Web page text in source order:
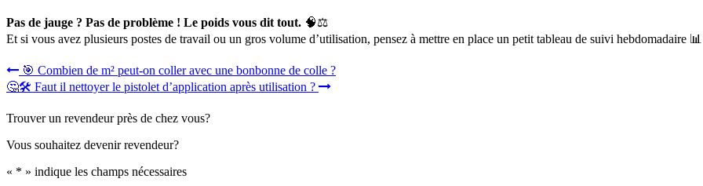
Pas de jauge ? Pas de problème ! Le poids vous dit tout. 🧠⚖️
Et si vous avez plusieurs postes de travail ou un gros volume d’utilisation, pensez à mettre en place un petit tableau de suivi hebdomadaire
Navigation
de
l’article
🎯 Combien de m² peut-on coller avec une bonbonne de colle ?
🤔🛠️ Faut il nettoyer le pistolet d’application après utilisation ?
Trouver un revendeur près de chez vous?
Vous souhaitez devenir revendeur?
« * » indique les champs nécessaires